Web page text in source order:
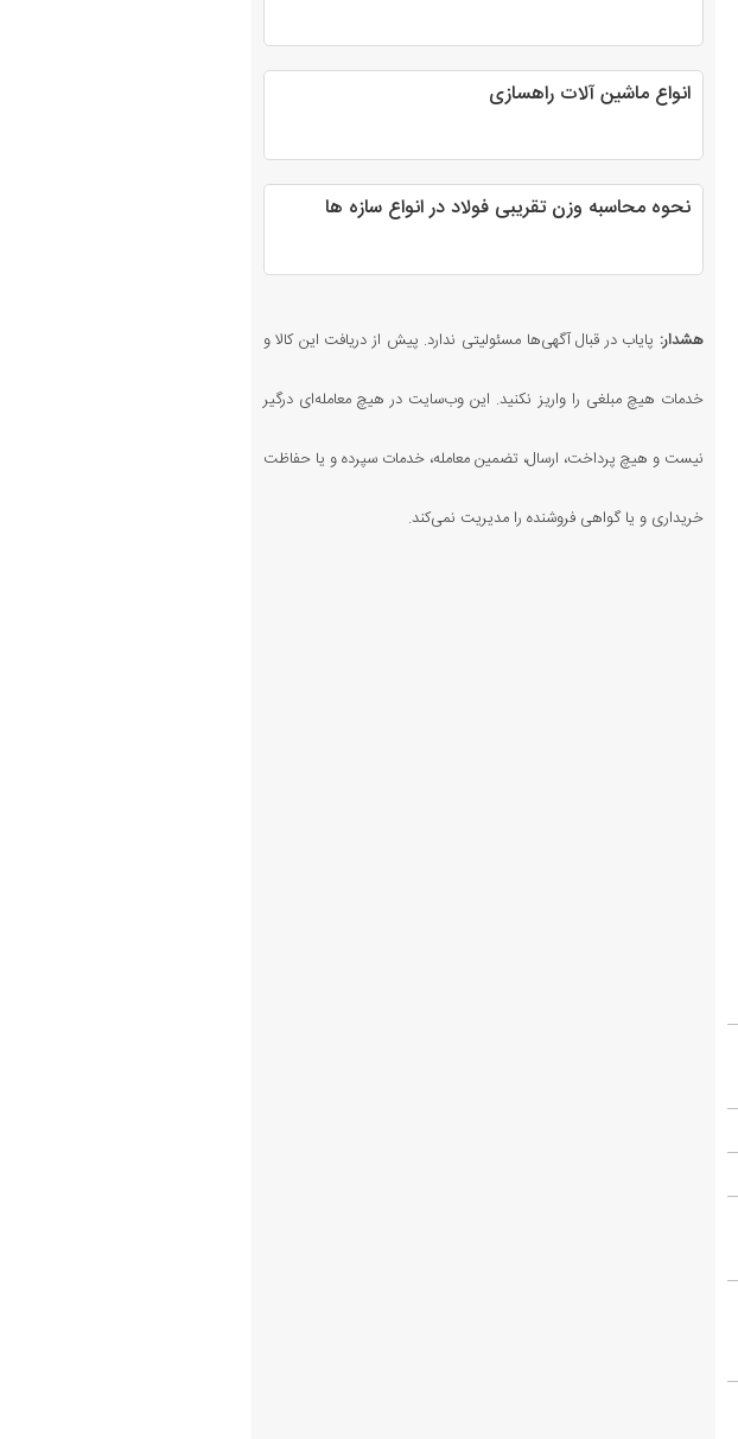
انواع ماشین آلات راهسازی
نحوه محاسبه وزن تقریبی فولاد در انواع سازه ها
هشدار: پایاب در قبال آگهی‌ها مسئولیتی ندارد. پیش از دریافت این کالا و
خدمات هیچ مبلغی را واریز نکنید. این وب‌سایت در هیچ معامله‌ای درگیر
نیست و هیچ پرداخت، ارسال، تضمین معامله، خدمات سپرده و یا حفاظت
خریداری و یا گواهی فروشنده را مدیریت نمی‌کند.